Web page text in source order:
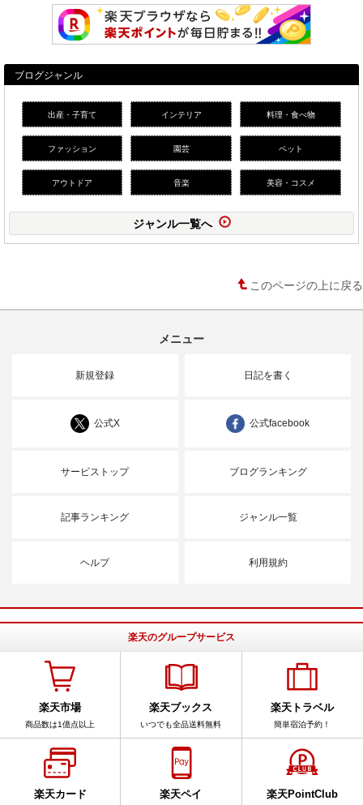
ブログジャンル
出産・子育て インテリア 料理・食べ物
ファッション 園芸 ペット
アウトドア 音楽 美容・コスメ
ジャンル一覧へ
このページの上に戻る
メニュー
新規登録 日記を書く
公式X 公式facebook
サービストップ ブログランキング
記事ランキング ジャンル一覧
ヘルプ 利用規約
楽天のグループサービス
楽天市場
商品数は1億点以上
楽天ブックス
いつでも全品送料無料
楽天トラベル
簡単宿泊予約！
楽天カード 楽天ペイ 楽天PointClub